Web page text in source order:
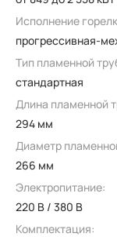
Исполнение
прогрессивная-
Тип пламенной
стандартная
Длина пламенной
294 мм
Диаметр
266 мм
Электропитание:
220 В / 380 В
Комплектация: